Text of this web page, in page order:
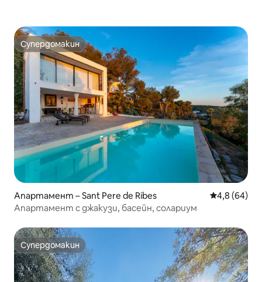
Супердомакин
Супердомакин
Апартамент – Sant Pere de Ribes Средна
4,8 (64)
Апартамент с джакузи, басейн, солариум
Супердомакин
Супердомакин